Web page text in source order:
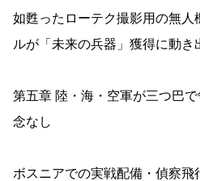
如甦ったローテク撮影用の無人
ルが「未来の兵器」獲得に動き
第五章 陸・海・空軍が三つ巴
念なし
ボスニアでの実戦配備・偵察